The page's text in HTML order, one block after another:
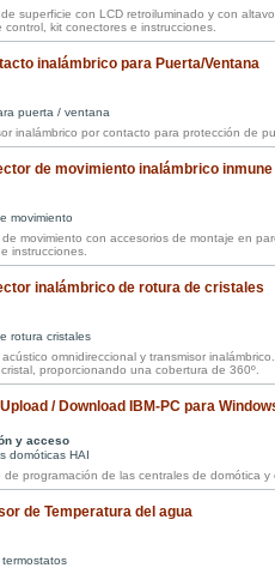
superficie con LCD retroiluminado y con
kit conectores e instrucciones.
inalámbrico para Puerta/Ventana
puerta / ventana
inalámbrico por contacto para protección de
de movimiento inalámbrico
movimiento
de movimiento con accesorios de montaje en
instrucciones.
inalámbrico de rotura de cristales
rotura cristales
omnidireccional y transmisor
proporcionando una cobertura de 360º.
/ Download IBM-PC para
y acceso
domóticas HAI
de programación de las centrales de domótica y
de Temperatura del agua